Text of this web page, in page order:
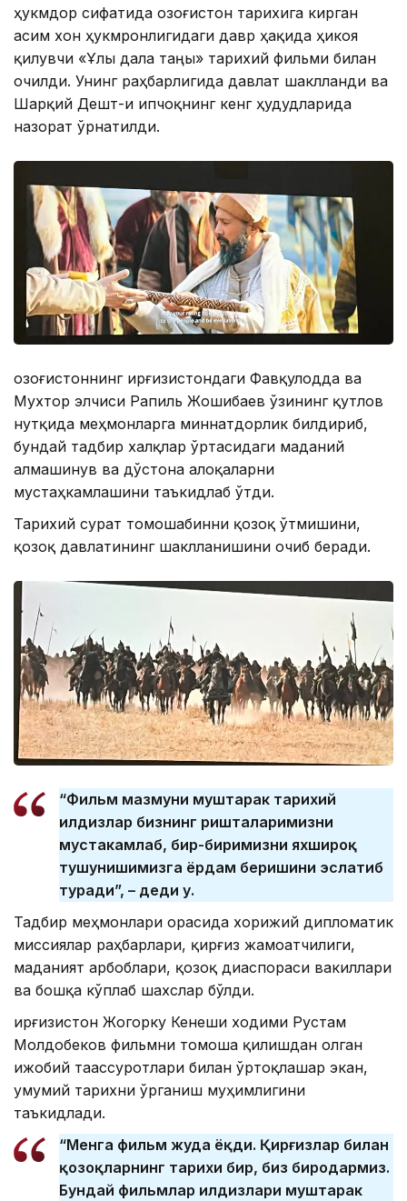
ҳукмдор сифатида Қозоғистон тарихига кирган
Қасим хон ҳукмронлигидаги давр ҳақида ҳикоя
қилувчи «Ұлы дала таңы» тарихий фильми билан
очилди. Унинг раҳбарлигида давлат шаклланди ва
Шарқий Дешт-и Қипчоқнинг кенг ҳудудларида
назорат ўрнатилди.
Қозоғистоннинг Қирғизистондаги Фавқулодда ва
Мухтор элчиси Рапиль Жошибаев ўзининг қутлов
нутқида меҳмонларга миннатдорлик билдириб,
бундай тадбир халқлар ўртасидаги маданий
алмашинув ва дўстона алоқаларни
мустаҳкамлашини таъкидлаб ўтди.
Тарихий сурат томошабинни қозоқ ўтмишини,
қозоқ давлатининг шаклланишини очиб беради.
“Фильм мазмуни муштарак тарихий
илдизлар бизнинг ришталаримизни
мустаҳкамлаб, бир-биримизни яхшироқ
тушунишимизга ёрдам беришини эслатиб
туради”, – деди у.
Тадбир меҳмонлари орасида хорижий дипломатик
миссиялар раҳбарлари, қирғиз жамоатчилиги,
маданият арбоблари, қозоқ диаспораси вакиллари
ва бошқа кўплаб шахслар бўлди.
Қирғизистон Жогорку Кенеши ходими Рустам
Молдобеков фильмни томоша қилишдан олган
ижобий таассуротлари билан ўртоқлашар экан,
умумий тарихни ўрганиш муҳимлигини
таъкидлади.
“Менга фильм жуда ёқди. Қирғизлар билан
қозоқларнинг тарихи бир, биз биродармиз.
Бундай фильмлар илдизлари муштарак